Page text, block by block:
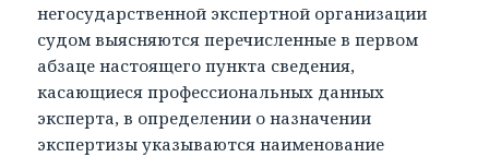
негосударственной экспертной организации
судом выясняются перечисленные в первом
абзаце настоящего пункта сведения,
касающиеся профессиональных данных
эксперта, в определении о назначении
экспертизы указываются наименование